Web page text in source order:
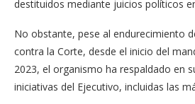
destituidos mediante juicios políticos
No obstante, pese al endurecimiento
contra la Corte, desde el inicio del
2023, el organismo ha respaldado en
iniciativas del Ejecutivo, incluidas las